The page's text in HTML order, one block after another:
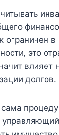
ограничен в
это
влияет
долгов.